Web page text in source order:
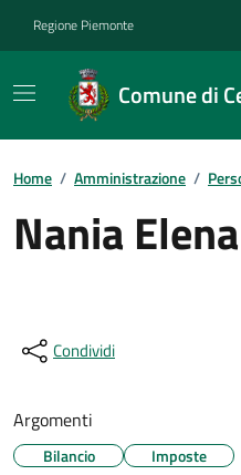
Regione Piemonte
Comune di
Home / Amministrazione /
Nania Elena
Condividi
Argomenti
Bilancio Imposte